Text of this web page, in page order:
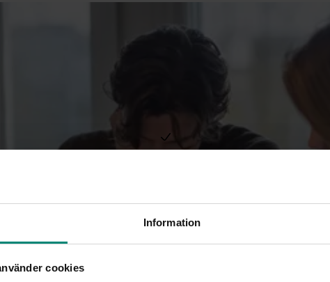
Information
cookies
Yrken där
Saco pekar också på områden
Vissa administrativa roller
Här påverkar både konjunktur